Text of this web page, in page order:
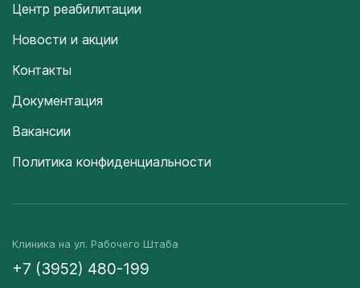
Центр реабилитации
Новости и акции
Контакты
Документация
Вакансии
Политика конфиденциальности
Клиника на ул. Рабочего Штаба
+7 (3952) 480-199